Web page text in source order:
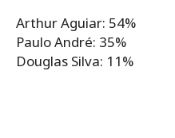
Arthur Aguiar: 54%
Paulo André: 35%
Douglas Silva: 11%